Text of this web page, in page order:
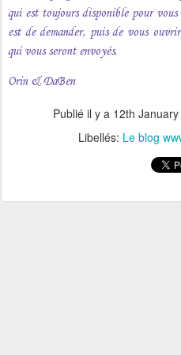
qui est toujours disponible pour vous
est de demander, puis de vous
qui vous seront envoyés.
Orin & DaBen
Publié il y a 12th
Libellés: Le blog